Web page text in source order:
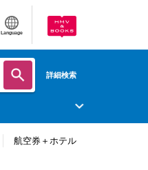
Language
詳細検索
航空券＋ホテル